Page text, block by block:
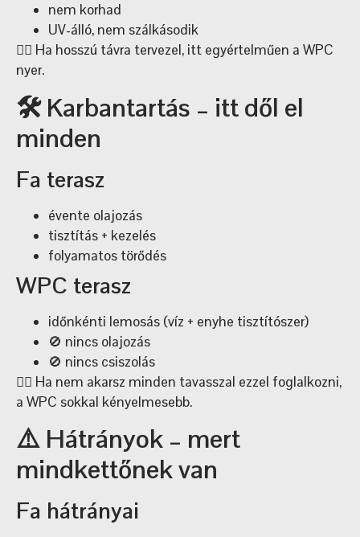
nem korhad
UV-álló, nem szálkásodik
👉🏼 Ha hosszú távra tervezel, itt egyértelműen a WPC
nyer.
🛠️ Karbantartás – itt dől el
minden
Fa terasz
évente olajozás
tisztítás + kezelés
folyamatos törődés
WPC terasz
időnkénti lemosás (víz + enyhe tisztítószer)
🚫 nincs olajozás
🚫 nincs csiszolás
👉🏼 Ha nem akarsz minden tavasszal ezzel foglalkozni,
a WPC sokkal kényelmesebb.
⚠️ Hátrányok – mert
mindkettőnek van
Fa hátrányai